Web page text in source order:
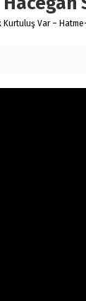
Kurtuluş Var –